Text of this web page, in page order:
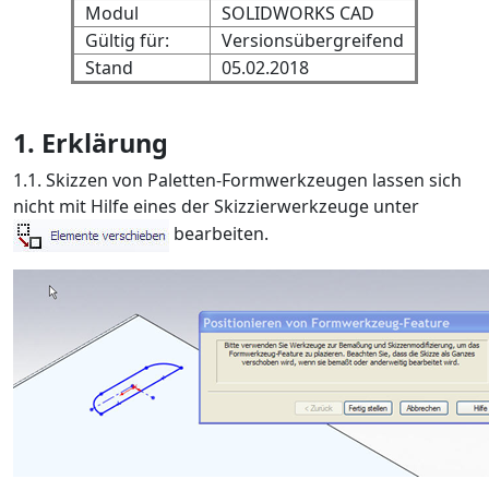
Modul
SOLIDWORKS CAD
Gültig für:
Versionsübergreifend
Stand
05.02.2018
1. Erklärung
1.1. Skizzen von Paletten-Formwerkzeugen lassen sich
nicht mit Hilfe eines der Skizzierwerkzeuge unter
bearbeiten.